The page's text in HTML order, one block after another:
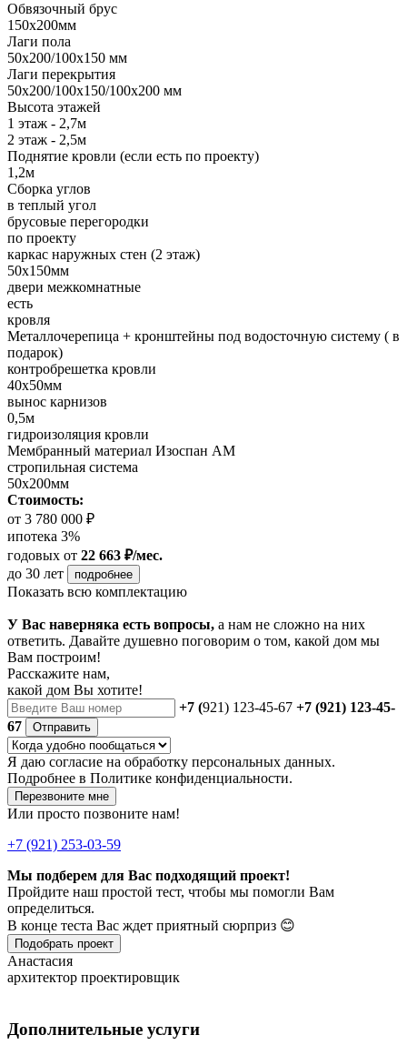
Обвязочный брус
150х200мм
Лаги пола
50х200/100х150 мм
Лаги перекрытия
50х200/100х150/100х200 мм
Высота этажей
1 этаж - 2,7м
2 этаж - 2,5м
Поднятие кровли (если есть по проекту)
1,2м
Сборка углов
в теплый угол
брусовые перегородки
по проекту
каркас наружных стен (2 этаж)
50х150мм
двери межкомнатные
есть
кровля
Металлочерепица + кронштейны под водосточную систему ( в
подарок)
контробрешетка кровли
40х50мм
вынос карнизов
0,5м
гидроизоляция кровли
Мембранный материал Изоспан АМ
стропильная система
50х200мм
Стоимость:
от 3 780 000 ₽
ипотека 3%
годовых от 22 663 ₽/мес.
до 30 лет
подробнее
Показать всю комплектацию
У Вас наверняка есть вопросы, а нам не сложно на них
ответить. Давайте душевно поговорим о том, какой дом мы
Вам построим!
Расскажите нам,
какой дом Вы хотите!
+7 (921) 123-45-67 +7 (921) 123-45-
67
Отправить
Я даю согласие на обработку персональных данных.
Подробнее в Политике конфиденциальности.
Перезвоните мне
Или просто позвоните нам!
+7 (921) 253-03-59
Мы подберем для Вас подходящий проект!
Пройдите наш простой тест, чтобы мы помогли Вам
определиться.
В конце теста Вас ждет приятный сюрприз 😊
Подобрать проект
Анастасия
архитектор проектировщик
Дополнительные услуги